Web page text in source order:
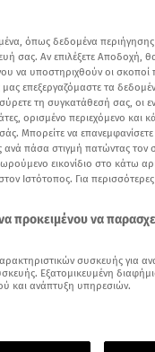
όπως δεδομένα
σας. Αν επιλέξετε Αποδοχή,
να υποστηριχθούν οι σκοποί
μας επεξεργαζόμαστε τα
τη συγκατάθεσή σας, οι
ορισμένο περιεχόμενο και
Μπορείτε να
ανά πάσα στιγμή πατώντας τον
εικονίδιο στο κάτω
Ιστότοπος. Για
προκειμένου να
συσκευής για
Εξατομικευμένη
και ανάπτυξη υπηρεσιών.